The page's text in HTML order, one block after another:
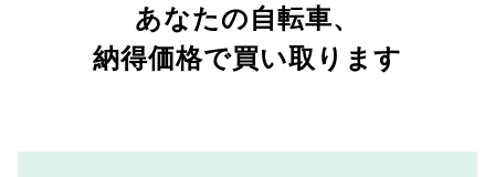
あなたの自転車、
納得価格で買い取ります